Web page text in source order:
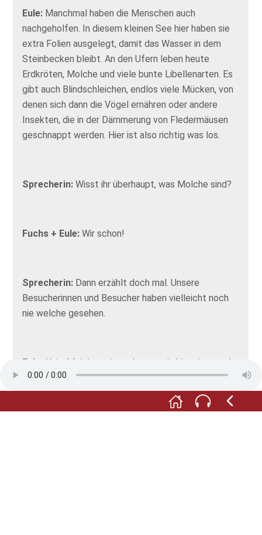
Eule: Manchmal haben die Menschen auch
nachgeholfen. In diesem kleinen See hier haben sie
extra Folien ausgelegt, damit das Wasser in dem
Steinbecken bleibt. An den Ufern leben heute
Erdkröten, Molche und viele bunte Libellenarten. Es
gibt auch Blindschleichen, endlos viele Mücken, von
denen sich dann die Vögel ernähren oder andere
Insekten, die in der Dämmerung von Fledermäusen
geschnappt werden. Hier ist also richtig was los.
Sprecherin: Wisst ihr überhaupt, was Molche sind?
Fuchs + Eule: Wir schon!
Sprecherin: Dann erzählt doch mal. Unsere
Besucherinnen und Besucher haben vielleicht noch
nie welche gesehen.
Eule:
Naja, Molche schmecken so ein bisschen nach
Fisch.